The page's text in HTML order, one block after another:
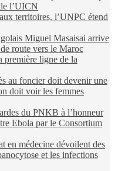
l’UICN
territoires, l’UNPC étend
Miguel Masaisai arrive
route vers le Maroc
première ligne de la
au foncier doit devenir une
doit voir les femmes
du PNKB à l’honneur
Ebola par le Consortium
en médecine dévoilent des
et les infections